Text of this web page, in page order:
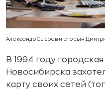
Александр Сысоев и его сын
В 1994 году
Новосибирска
карту своих сетей